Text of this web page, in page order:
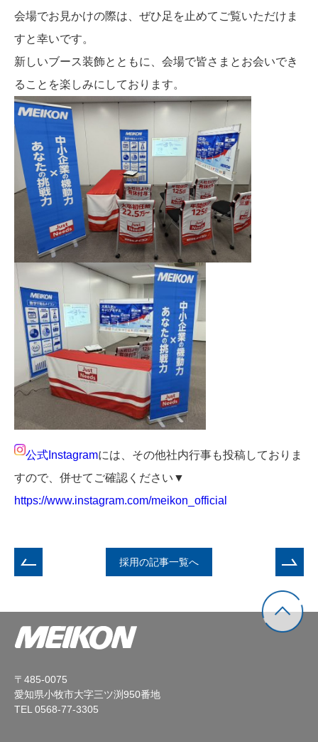
会場でお見かけの際は、ぜひ足を止めてご覧いただけま
すと幸いです。
新しいブース装飾とともに、会場で皆さまとお会いでき
ることを楽しみにしております。
公式Instagramには、その他社内行事も投稿しておりま
すので、併せてご確認ください▼
https://www.instagram.com/meikon_official
採用の記事一覧へ
〒485-0075
愛知県小牧市大字三ツ渕950番地
TEL 0568-77-3305